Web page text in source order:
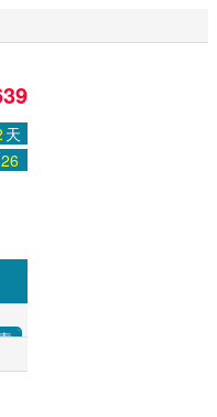
育
心
天
26